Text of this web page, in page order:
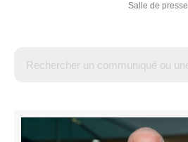
Salle de presse